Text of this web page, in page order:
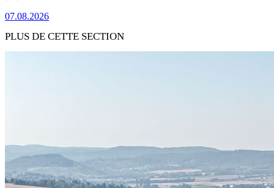
07.08.2026
PLUS DE CETTE SECTION